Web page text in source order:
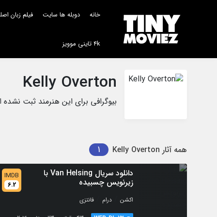
خانه دوبله ها سایت فیلم زبان
4k تاینی موویز
Kelly Overton
بیوگرافی برای این هنرمند ثبت
همه آثار Kelly Overton
1
دانلود سریال Van Helsing با
زیرنویس چسبیده
IMDB
6.2
اکشن درام
فانتزی